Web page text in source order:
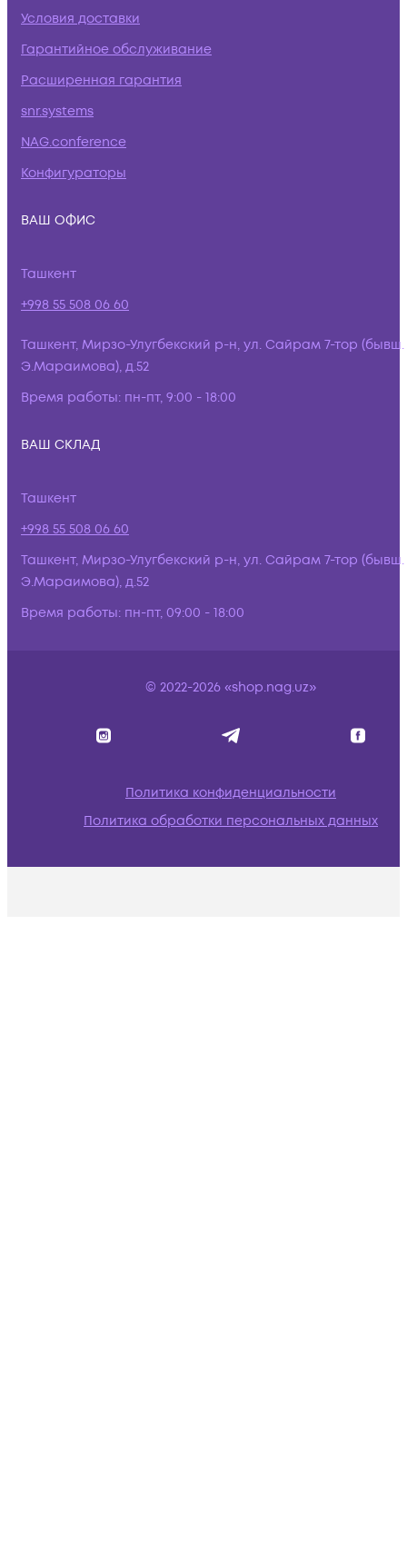
Условия доставки
Гарантийное обслуживание
Расширенная гарантия
snr.systems
NAG.conference
Конфигураторы
ВАШ ОФИС
Ташкент
+998 55 508 06 60
Ташкент, Мирзо-Улугбекский р-н, ул. Сайрам 7-тор (бывш.
Э.Мараимова), д.52
Время работы: пн-пт, 9:00 - 18:00
ВАШ СКЛАД
Ташкент
+998 55 508 06 60
Ташкент, Мирзо-Улугбекский р-н, ул. Сайрам 7-тор (бывш.
Э.Мараимова), д.52
Время работы: пн-пт, 09:00 - 18:00
© 2022-2026 «shop.nag.uz»
Политика конфиденциальности
Политика обработки персональных данных